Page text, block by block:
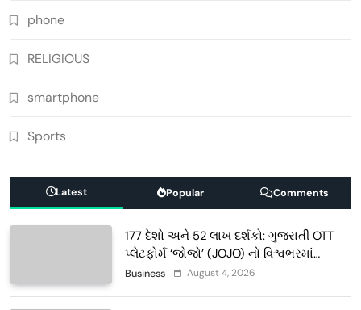
phone
RELIGIOUS
smartphone
Sports
Latest Popular Comments
177 દેશો અને 52 લાખ દર્શકો: ગુજરાતી OTT
પ્લેટફોર્મ ‘જોજો’ (JOJO) નો વિશ્વભરમાં
દબદબો
Business August 4, 2026